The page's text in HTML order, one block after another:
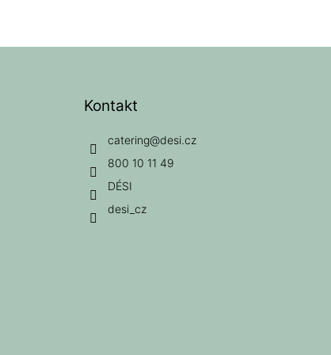
Kontakt
catering@desi.cz
800 10 11 49
DÉSI
desi_cz